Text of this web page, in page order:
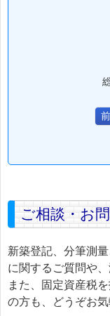
ご相談・お
新築登記、分筆測
に関するご質問や
また、固定資産税
の方も、どうぞお